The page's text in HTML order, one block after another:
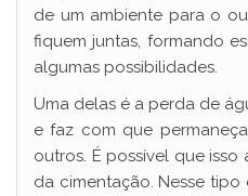
de um ambiente para o
fiquem juntas, formando
algumas possibilidades.
Uma delas é a perda de
e faz com que
outros. É possível que
da cimentação. Nesse